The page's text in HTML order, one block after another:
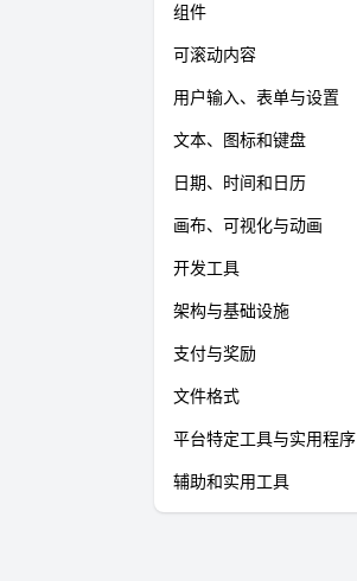
组件
可滚动内容
用户输入、表单与设置
文本、图标和键盘
日期、时间和日历
画布、可视化与动画
开发工具
架构与基础设施
支付与奖励
文件格式
平台特定工具与实用程序
辅助和实用工具